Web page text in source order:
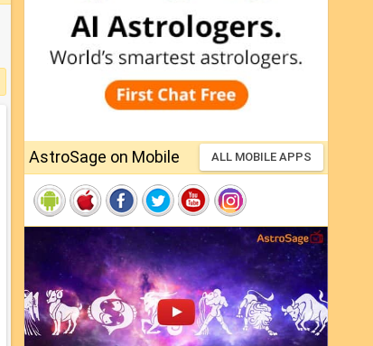
AstroSage on Mobile ALL MOBILE APPS